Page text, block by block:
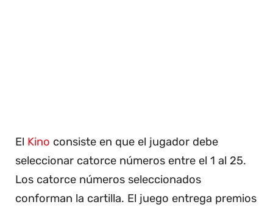
El Kino consiste en que el jugador debe
seleccionar catorce números entre el 1 al 25.
Los catorce números seleccionados
conforman la cartilla. El juego entrega premios